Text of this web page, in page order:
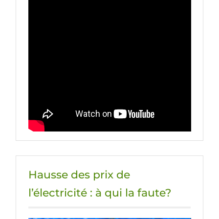
Hausse des prix de
l’électricité : à qui la faute?